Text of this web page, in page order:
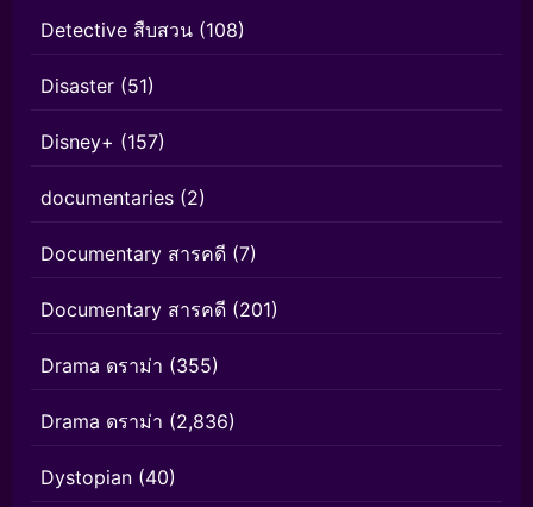
Detective สืบสวน (108)
Disaster (51)
Disney+ (157)
documentaries (2)
Documentary สารคดี (7)
Documentary สารคดี (201)
Drama ดราม่า (355)
Drama ดราม่า (2,836)
Dystopian (40)